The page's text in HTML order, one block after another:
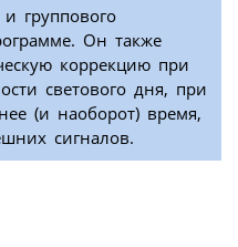
группового
Он также
коррекцию при
светового дня, при
(и наоборот) время,
сигналов.